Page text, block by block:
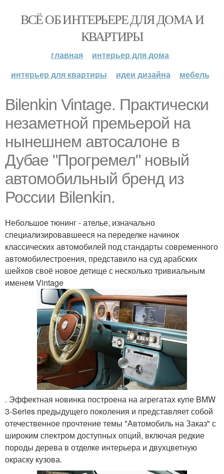
ВСЁ ОБ ИНТЕРЬЕРЕ ДЛЯ ДОМА И
КВАРТИРЫ
главная
интерьер для дома
интерьер для квартиры
идеи дизайна мебель
Bilenkin Vintage. Практически
незаметной премьерой на
нынешнем автосалоне в
Дубае "Прогремел" новый
автомобильный бренд из
России Bilenkin.
Небольшое тюнинг - ателье, изначально
специализировавшееся на переделке начинок
классических автомобилей под стандарты современного
автомобилестроения, представило на суд арабских
шейхов своё новое детище с несколько тривиальным
именем Vintage
. Эффектная новинка построена на агрегатах купе BMW
3-Series предыдущего поколения и представляет собой
отечественное прочтение темы "Автомобиль на Заказ" с
широким спектром доступных опций, включая редкие
породы дерева в отделке интерьера и двухцветную
окраску кузова.